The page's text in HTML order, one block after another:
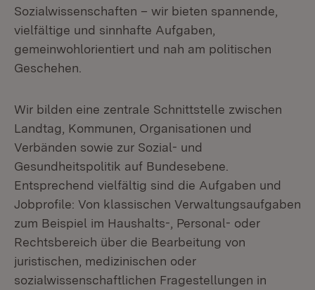
Sozialwissenschaften – wir bieten spannende,
vielfältige und sinnhafte Aufgaben,
gemeinwohlorientiert und nah am politischen
Geschehen.
Wir bilden eine zentrale Schnittstelle zwischen
Landtag, Kommunen, Organisationen und
Verbänden sowie zur Sozial- und
Gesundheitspolitik auf Bundesebene.
Entsprechend vielfältig sind die Aufgaben und
Jobprofile: Von klassischen Verwaltungsaufgaben
zum Beispiel im Haushalts-, Personal- oder
Rechtsbereich über die Bearbeitung von
juristischen, medizinischen oder
sozialwissenschaftlichen Fragestellungen in